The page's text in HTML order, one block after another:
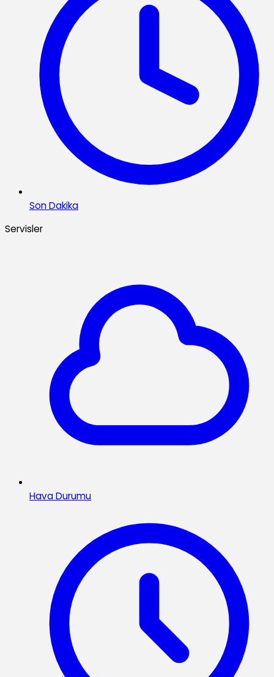
Son Dakika
Servisler
Hava Durumu